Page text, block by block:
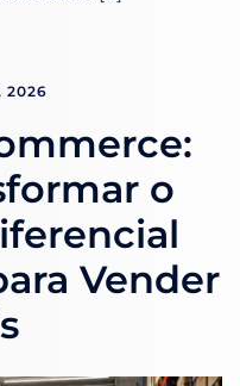
2026
o
Vender